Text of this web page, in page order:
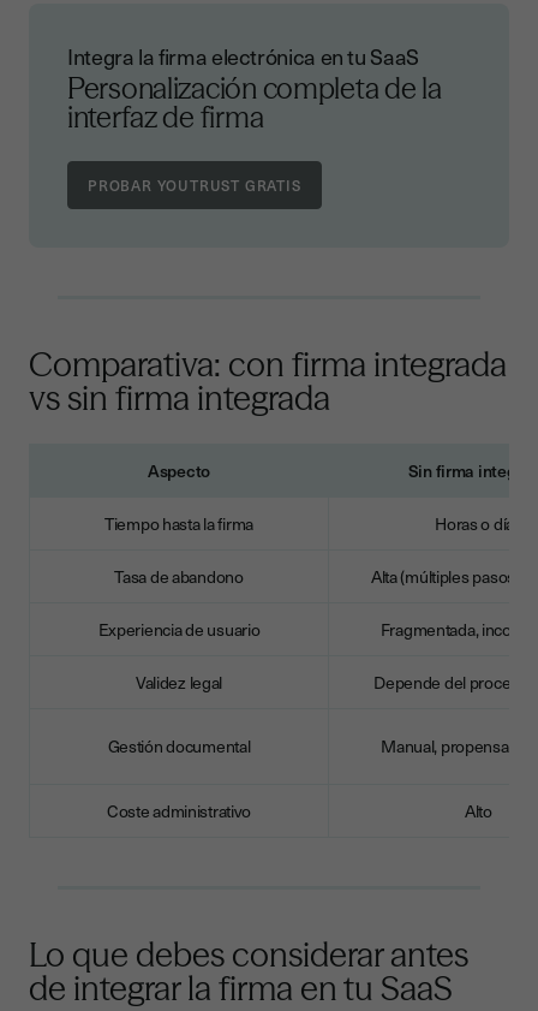
Integra la firma electrónica en tu SaaS
Personalización completa de la
interfaz de firma
Comparativa: con firma integrada
vs sin firma integrada
Aspecto Sin firma
Tiempo hasta la firma Horas o días
Tasa de abandono Alta (múltiples pasos
Experiencia de usuario Fragmentada,
Validez legal Depende del proceso
Gestión documental Manual, propensa a
Coste administrativo Alto
Lo que debes considerar antes
de integrar la firma en tu SaaS